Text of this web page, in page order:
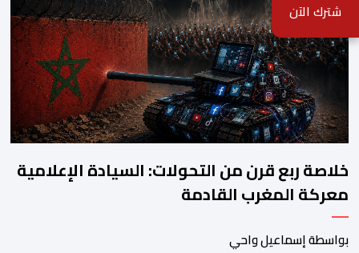
خلاصة ربع قرن من التحولات: السيادة الإعلامية
معركة المغرب القادمة
بواسطة إسماعيل واحي
شترك الآن